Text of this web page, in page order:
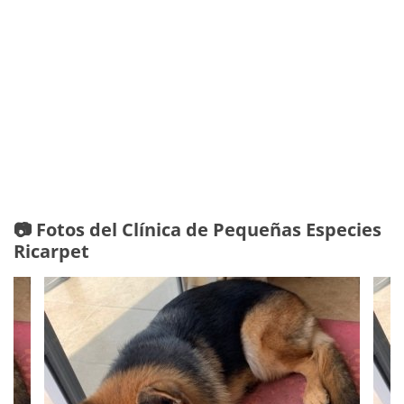
📷 Fotos del Clínica de Pequeñas Especies
Ricarpet